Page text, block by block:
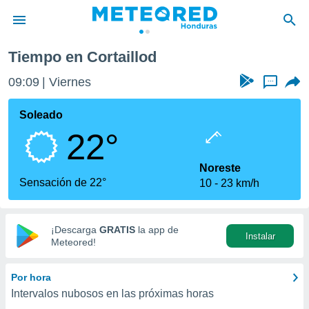
de
ha sido
calidad.
a este
las
y
digital
basada
Tiempo en Cortaillod
09:09 Viernes ...
Soleado
22°
Sensación de 22°
Noreste
10
23 km/h
¡Descarga GRATIS la app de
Meteored!
Instalar
Por hora
Intervalos nubosos en las próximas horas